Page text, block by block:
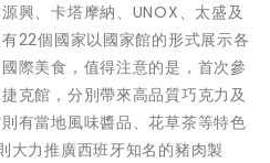
興、卡塔摩納、UNOX、太盛及
22個國家以國家館的形式展示各
際美食，值得注意的是，首次參
克館，分別帶來高品質巧克力及
有當地風味醬品、花草茶等特色
大力推廣西班牙知名的豬肉製